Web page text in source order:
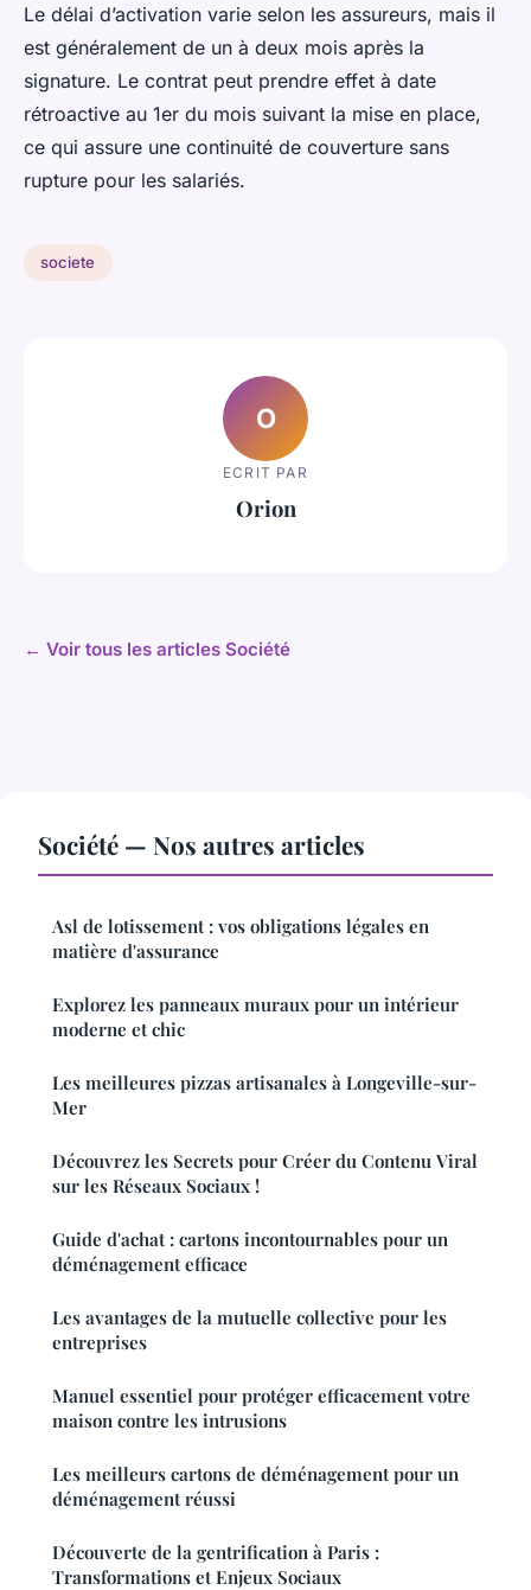
Le délai d’activation varie selon les assureurs, mais il
est généralement de un à deux mois après la
signature. Le contrat peut prendre effet à date
rétroactive au 1er du mois suivant la mise en place,
ce qui assure une continuité de couverture sans
rupture pour les salariés.
societe
O
ECRIT PAR
Orion
← Voir tous les articles Société
Société — Nos autres articles
Asl de lotissement : vos obligations légales en
matière d'assurance
Explorez les panneaux muraux pour un intérieur
moderne et chic
Les meilleures pizzas artisanales à Longeville-sur-
Mer
Découvrez les Secrets pour Créer du Contenu Viral
sur les Réseaux Sociaux !
Guide d'achat : cartons incontournables pour un
déménagement efficace
Les avantages de la mutuelle collective pour les
entreprises
Manuel essentiel pour protéger efficacement votre
maison contre les intrusions
Les meilleurs cartons de déménagement pour un
déménagement réussi
Découverte de la gentrification à Paris :
Transformations et Enjeux Sociaux